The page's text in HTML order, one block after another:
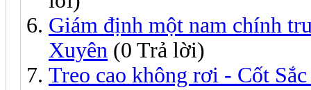
Giám định một nam chính
Xuyên (0 Trả lời)
Treo cao không rơi - Cốt